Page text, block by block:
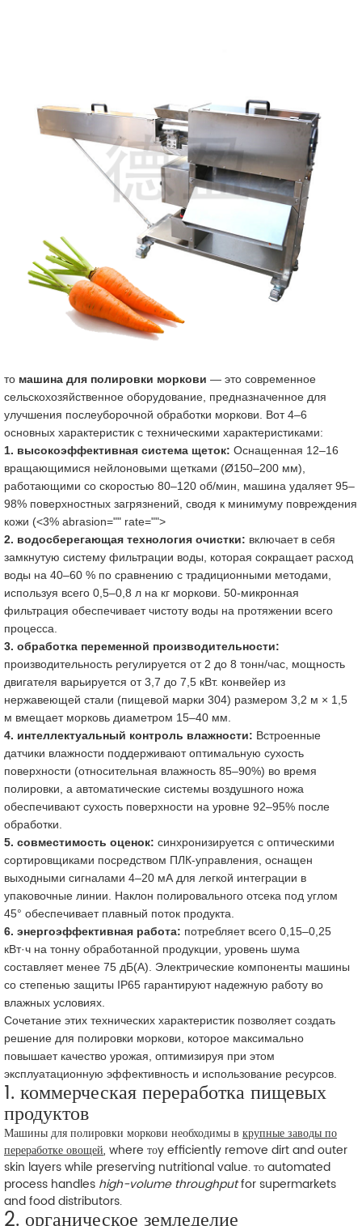
то машина для полировки моркови — это современное
сельскохозяйственное оборудование, предназначенное для
улучшения послеуборочной обработки моркови. Вот 4–6
основных характеристик с техническими характеристиками:
1. высокоэффективная система щеток: Оснащенная 12–16
вращающимися нейлоновыми щетками (Ø150–200 мм),
работающими со скоростью 80–120 об/мин, машина удаляет 95–
98% поверхностных загрязнений, сводя к минимуму повреждения
кожи (<3% abrasion="" rate="">
2. водосберегающая технология очистки: включает в себя
замкнутую систему фильтрации воды, которая сокращает расход
воды на 40–60 % по сравнению с традиционными методами,
используя всего 0,5–0,8 л на кг моркови. 50-микронная
фильтрация обеспечивает чистоту воды на протяжении всего
процесса.
3. обработка переменной производительности:
производительность регулируется от 2 до 8 тонн/час, мощность
двигателя варьируется от 3,7 до 7,5 кВт. конвейер из
нержавеющей стали (пищевой марки 304) размером 3,2 м × 1,5
м вмещает морковь диаметром 15–40 мм.
4. интеллектуальный контроль влажности: Встроенные
датчики влажности поддерживают оптимальную сухость
поверхности (относительная влажность 85–90%) во время
полировки, а автоматические системы воздушного ножа
обеспечивают сухость поверхности на уровне 92–95% после
обработки.
5. совместимость оценок: синхронизируется с оптическими
сортировщиками посредством ПЛК-управления, оснащен
выходными сигналами 4–20 мА для легкой интеграции в
упаковочные линии. Наклон полировального отсека под углом
45° обеспечивает плавный поток продукта.
6. энергоэффективная работа: потребляет всего 0,15–0,25
кВт·ч на тонну обработанной продукции, уровень шума
составляет менее 75 дБ(А). Электрические компоненты машины
со степенью защиты IP65 гарантируют надежную работу во
влажных условиях.
Сочетание этих технических характеристик позволяет создать
решение для полировки моркови, которое максимально
повышает качество урожая, оптимизируя при этом
эксплуатационную эффективность и использование ресурсов.
1. коммерческая переработка пищевых
продуктов
Машины для полировки моркови необходимы в крупные заводы по
переработке овощей, where тоy efficiently remove dirt and outer
skin layers while preserving nutritional value. то automated
process handles high-volume throughputfor supermarkets
and food distributors.